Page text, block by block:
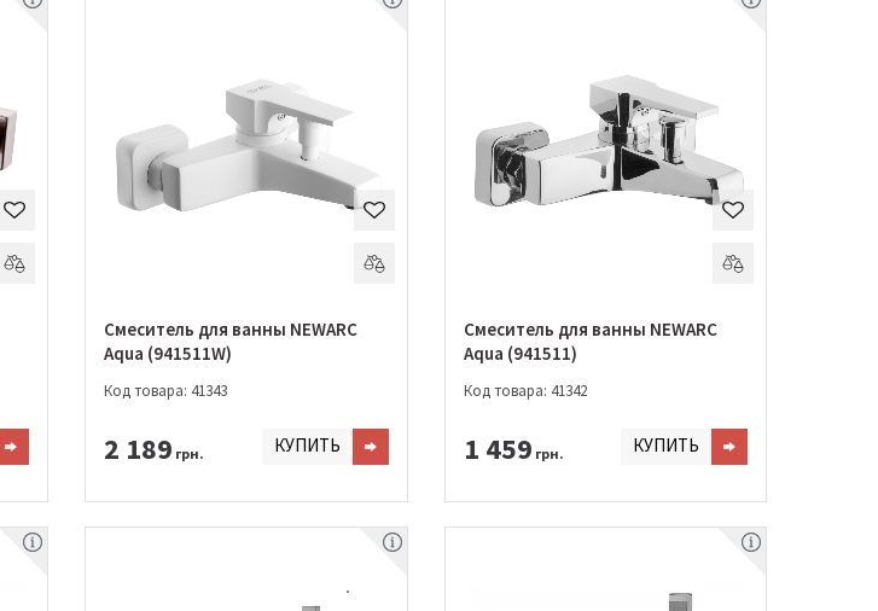
Смеситель для ванны NEWARC
Aqua (941511W)
Код товара: 41343
2 189 грн. КУПИТЬ
Смеситель для ванны NEWARC
Aqua (941511)
Код товара: 41342
1 459 грн. КУПИТЬ